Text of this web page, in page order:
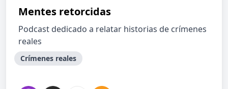
Mentes retorcidas
Podcast dedicado a relatar historias de crímenes
reales
Crímenes reales